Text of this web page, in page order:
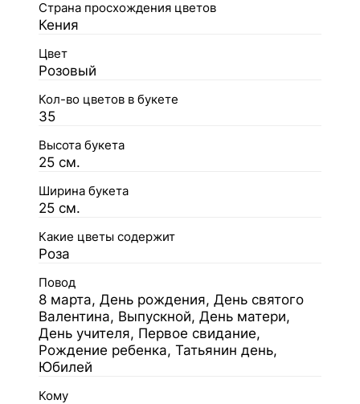
Страна просхождения цветов
Кения
Цвет
Розовый
Кол-во цветов в букете
35
Высота букета
25 см.
Ширина букета
25 см.
Какие цветы содержит
Роза
Повод
8 марта, День рождения, День святого
Валентина, Выпускной, День матери,
День учителя, Первое свидание,
Рождение ребенка, Татьянин день,
Юбилей
Кому